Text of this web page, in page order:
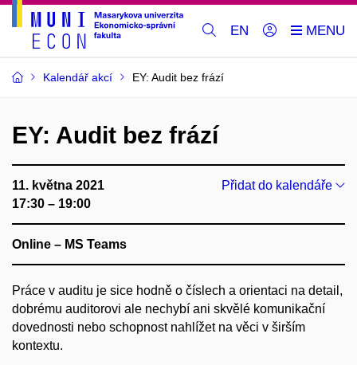
EN
Kalendář akcí EY: Audit bez frází
EY: Audit bez frází
11. května 2021
17:30 – 19:00
Přidat do kalendáře
Online – MS Teams
Práce v auditu je sice hodně o číslech a orientaci na detail,
dobrému auditorovi ale nechybí ani skvělé komunikační
dovednosti nebo schopnost nahlížet na věci v širším
kontextu.